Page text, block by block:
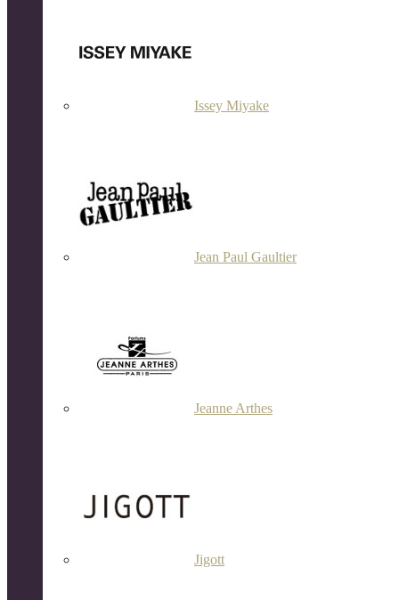
Issey Miyake
Jean Paul Gaultier
Jeanne Arthes
Jigott